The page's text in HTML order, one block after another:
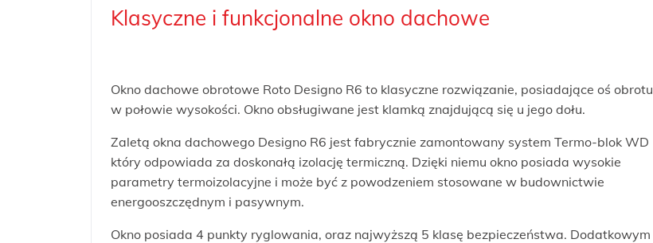
Klasyczne i funkcjonalne okno dachowe
Okno dachowe obrotowe Roto Designo R6 to klasyczne rozwiązanie, posiadające oś obrotu
w połowie wysokości. Okno obsługiwane jest klamką znajdującą się u jego dołu.
Zaletą okna dachowego Designo R6 jest fabrycznie zamontowany system Termo-blok WD
który odpowiada za doskonałą izolację termiczną. Dzięki niemu okno posiada wysokie
parametry termoizolacyjne i może być z powodzeniem stosowane w budownictwie
energooszczędnym i pasywnym.
Okno posiada 4 punkty ryglowania, oraz najwyższą 5 klasę bezpieczeństwa. Dodatkowym